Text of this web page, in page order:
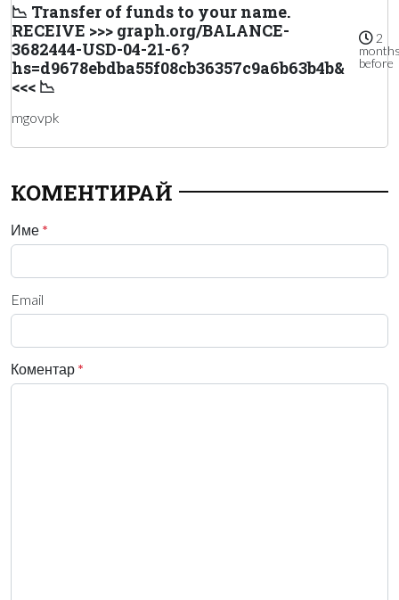
📉 Transfer of funds to your name.
RECEIVE >>> graph.org/BALANCE-
3682444-USD-04-21-6?
hs=d9678ebdba55f08cb36357c9a6b63b4b&
<<< 📉
2
before
mgovpk
КОМЕНТИРАЙ
Име *
Email
Коментар *